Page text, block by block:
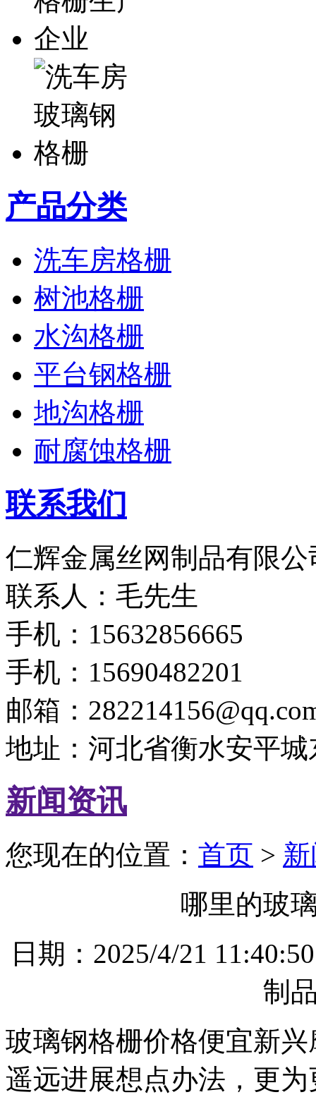
产品分类
洗车房格栅
树池格栅
水沟格栅
平台钢格栅
地沟格栅
耐腐蚀格栅
联系我们
仁辉金属丝网制品有限公
联系人：毛先生
手机：15632856665
手机：15690482201
邮箱：
地址：河北省衡水安平
新闻资讯
您现在的位置： 首页 >
哪里的玻
日期：2025/4/21
制
玻璃钢格栅价格便宜新
遥远进展想点办法，更